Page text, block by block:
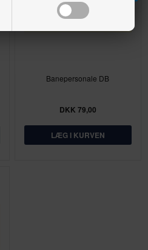
Banepersonale DB
DKK 79,00